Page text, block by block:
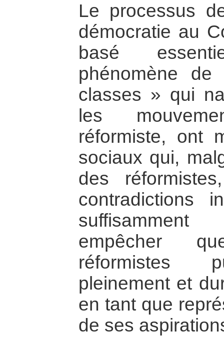
Le processus
démocratie au
basé
phénomène
classes » qui
les
réformiste, ont
sociaux qui,
des
contradictions
empêcher
réformistes
pleinement et
en tant que
de ses